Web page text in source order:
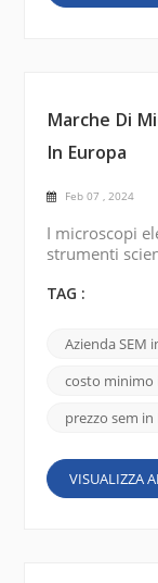
Marche Di
In Europa
Feb 07 , 2024
I microscopi
strumenti
di campioni a
elettronici a
Company
TAG :
Azienda SEM
costo minimo
prezzo sem
VISUALIZZA